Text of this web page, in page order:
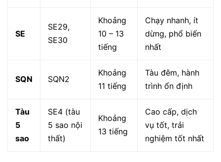
SE
SE29,
SE30
Khoảng
10 – 13
tiếng
Chạy nhanh, ít
dừng, phổ biến
nhất
SQN SQN2
Khoảng
11 tiếng
Tàu đêm, hành
trình ổn định
Tàu
5
sao
SE4 (tàu
5 sao nội
thất)
Khoảng
13 tiếng
Cao cấp, dịch
vụ tốt, trải
nghiệm tốt nhất